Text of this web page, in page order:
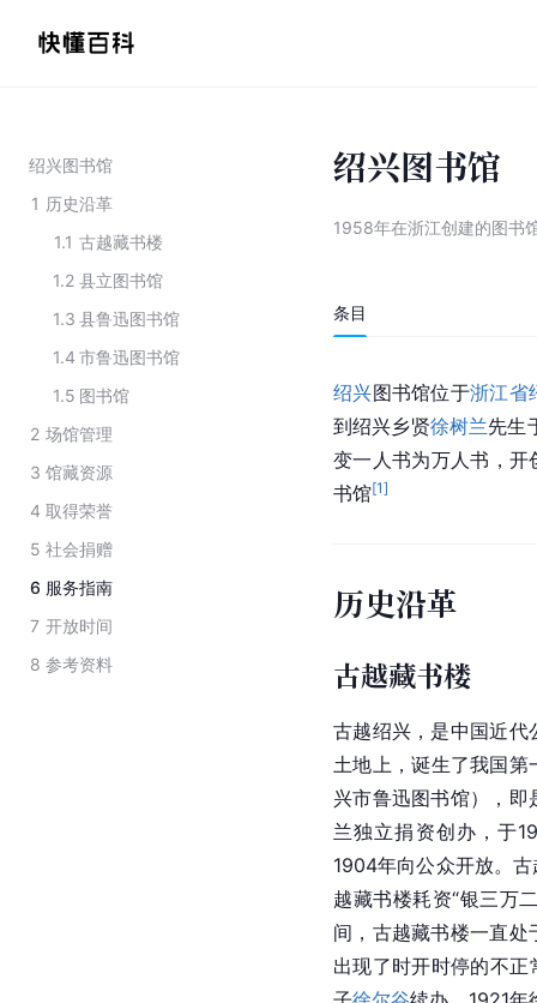
绍兴图书馆
1 历史沿革
1.1 古越藏书楼
1.2 县立图书馆
1.3 县鲁迅图书馆
1.4 市鲁迅图书馆
1.5 图书馆
2 场馆管理
3 馆藏资源
4 取得荣誉
5 社会捐赠
6 服务指南
7 开放时间
8 参考资料
绍兴图书馆
1958年在浙江创建的图书
条目
绍兴图书馆位于浙江省
到绍兴乡贤徐树兰先生
变一人书为万人书，开
书馆[1]
历史沿革
古越藏书楼
古越绍兴，是中国近代
土地上，诞生了我国
兴市鲁迅图书馆），即
兰独立捐资创办，于
1904年向公众开放。
越藏书楼耗资“银三万
间，古越藏书楼一直
出现了时开时停的不正